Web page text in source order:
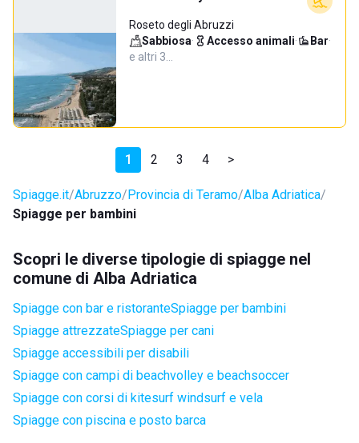
Roseto degli Abruzzi
Sabbiosa· Accesso animali· Bar·
e altri 3…
1 2 3 4 >
Spiagge.it Abruzzo Provincia di Teramo Alba Adriatica
Spiagge per bambini
Scopri le diverse tipologie di spiagge nel
comune di Alba Adriatica
Spiagge con bar e ristoranteSpiagge per bambini
Spiagge attrezzateSpiagge per cani
Spiagge accessibili per disabili
Spiagge con campi di beachvolley e beachsoccer
Spiagge con corsi di kitesurf windsurf e vela
Spiagge con piscina e posto barca